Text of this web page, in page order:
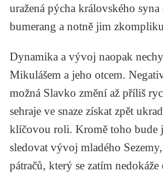
uražená pýcha královského syna
bumerang a notně jim
Dynamika a vývoj naopak
Mikulášem a jeho otcem.
možná Slavko změní až příliš
sehraje ve snaze získat zpět
klíčovou roli. Kromě toho bude
sledovat vývoj mladého
pátračů, který se zatím